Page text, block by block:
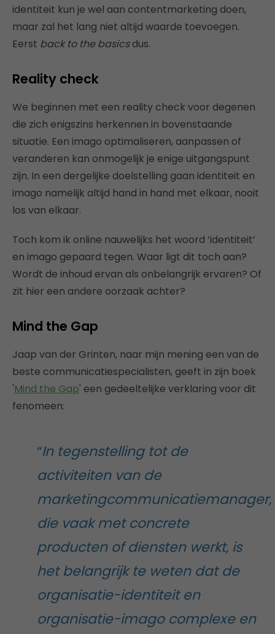
identiteit kun je wel aan contentmarketing doen,
maar zal het lang niet altijd waarde toevoegen.
Eerst back to the basicsdus.
Reality check
We beginnen met een reality check voor degenen
die zich enigszins herkennen in bovenstaande
situatie. Een imago optimaliseren, aanpassen of
veranderen kan onmogelijk je enige uitgangspunt
zijn. In een dergelijke doelstelling gaan identiteit en
imago namelijk altijd hand in hand met elkaar, nooit
los van elkaar.
Toch kom ik online nauwelijks het woord ‘identiteit’
en imago gepaard tegen. Waar ligt dit toch aan?
Wordt de inhoud ervan als onbelangrijk ervaren? Of
zit hier een andere oorzaak achter?
Mind the Gap
Jaap van der Grinten, naar mijn mening een van de
beste communicatiespecialisten, geeft in zijn boek
'Mind the Gap' een gedeeltelijke verklaring voor dit
fenomeen:
“In tegenstelling tot de
activiteiten van de
marketingcommunicatiemanager,
die vaak met concrete
producten of diensten werkt, is
het belangrijk te weten dat de
organisatie-identiteit en
organisatie-imago complexe en